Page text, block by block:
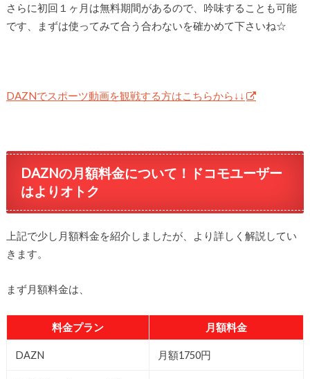
さらに初回１ヶ月は無料期間があるので、吟味することも可能
です、まずは使ってみて合う合わないを確かめて下さいね☆
DAZNでスポーツ動画を観戦する方はこちらから↓↓
DAZNの月額料金について！ドコモユーザー
はよりオトク
上記で少し月額料金を紹介しましたが、より詳しく解説してい
きます。
まず月額料金は、
料金プラン 月額料金
DAZN 月額1750円